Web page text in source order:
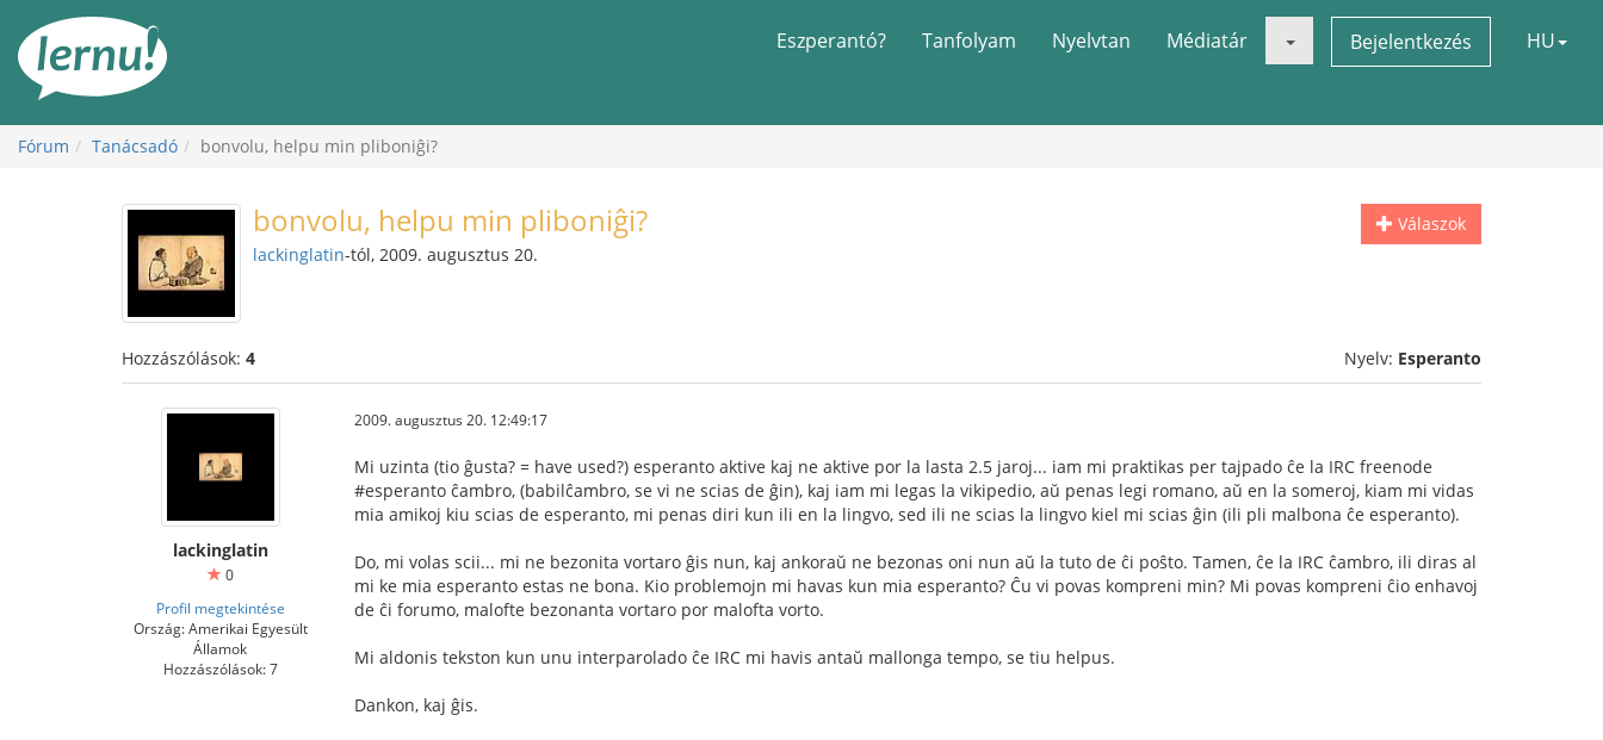
Eszperantó? Tanfolyam Nyelvtan Médiatár Bejelentkezés HU
Fórum Tanácsadó bonvolu, helpu min pliboniĝi?
Válaszok
bonvolu, helpu min pliboniĝi?
lackinglatin-tól, 2009. augusztus 20.
Hozzászólások: 4 Nyelv: Esperanto
lackinglatin
0
Profil megtekintése
Ország: Amerikai Egyesült
Államok
Hozzászólások: 7
2009. augusztus 20. 12:49:17
Mi uzinta (tio ĝusta? = have used?) esperanto aktive kaj ne aktive por la lasta 2.5 jaroj... iam mi praktikas per tajpado ĉe la IRC freenode
#esperanto ĉambro, (babilĉambro, se vi ne scias de ĝin), kaj iam mi legas la vikipedio, aŭ penas legi romano, aŭ en la someroj, kiam mi vidas
mia amikoj kiu scias de esperanto, mi penas diri kun ili en la lingvo, sed ili ne scias la lingvo kiel mi scias ĝin (ili pli malbona ĉe esperanto).
Do, mi volas scii... mi ne bezonita vortaro ĝis nun, kaj ankoraŭ ne bezonas oni nun aŭ la tuto de ĉi poŝto. Tamen, ĉe la IRC ĉambro, ili diras al
mi ke mia esperanto estas ne bona. Kio problemojn mi havas kun mia esperanto? Ĉu vi povas kompreni min? Mi povas kompreni ĉio enhavoj
de ĉi forumo, malofte bezonanta vortaro por malofta vorto.
Mi aldonis tekston kun unu interparolado ĉe IRC mi havis antaŭ mallonga tempo, se tiu helpus.
Dankon, kaj ĝis.